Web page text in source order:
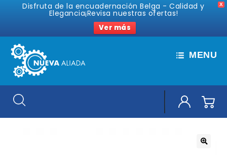
X
Disfruta de la encuadernación Belga - Calidad y
Elegancia¡Revisa nuestras ofertas!
Ver más
MENU